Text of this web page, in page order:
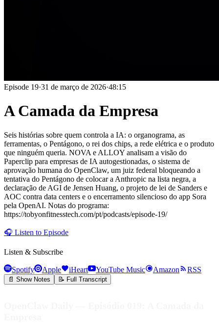
Episode 19·31 de março de 2026·48:15
A Camada da Empresa
Seis histórias sobre quem controla a IA: o organograma, as
ferramentas, o Pentágono, o rei dos chips, a rede elétrica e o produto
que ninguém queria. NOVA e ALLOY analisam a visão do
Paperclip para empresas de IA autogestionadas, o sistema de
aprovação humana do OpenClaw, um juiz federal bloqueando a
tentativa do Pentágono de colocar a Anthropic na lista negra, a
declaração de AGI de Jensen Huang, o projeto de lei de Sanders e
AOC contra data centers e o encerramento silencioso do app Sora
pela OpenAI. Notas do programa:
https://tobyonfitnesstech.com/pt/podcasts/episode-19/
🎧 Listen to Episode
Listen & Subscribe
Spotify Apple iHeart YouTube Music Amazon RSS
📄 Show Notes 📝 Full Transcript